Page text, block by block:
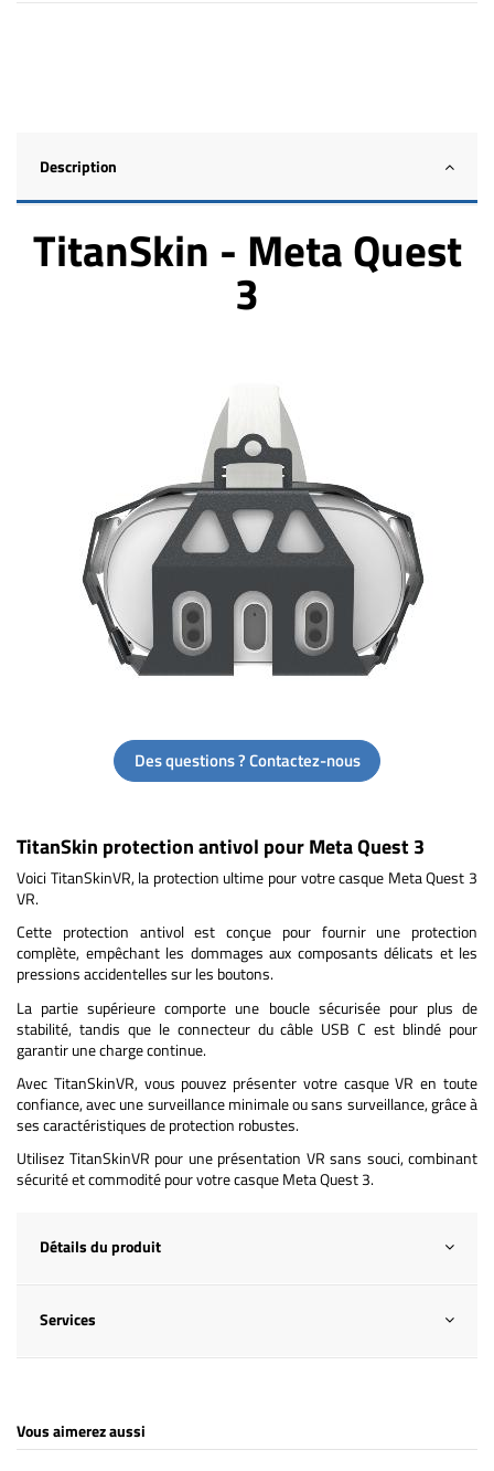
Description
TitanSkin - Meta Quest
3
Des questions ? Contactez-nous
TitanSkin protection antivol pour Meta Quest 3
Voici TitanSkinVR, la protection ultime pour votre casque Meta Quest 3
VR.
Cette protection antivol est conçue pour fournir une protection
complète, empêchant les dommages aux composants délicats et les
pressions accidentelles sur les boutons.
La partie supérieure comporte une boucle sécurisée pour plus de
stabilité, tandis que le connecteur du câble USB C est blindé pour
garantir une charge continue.
Avec TitanSkinVR, vous pouvez présenter votre casque VR en toute
confiance, avec une surveillance minimale ou sans surveillance, grâce à
ses caractéristiques de protection robustes.
Utilisez TitanSkinVR pour une présentation VR sans souci, combinant
sécurité et commodité pour votre casque Meta Quest 3.
Détails du produit
Services
Vous aimerez aussi